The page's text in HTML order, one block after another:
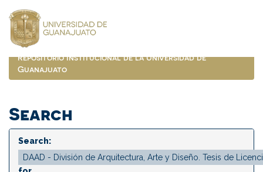
navigation
Repositorio Institucional de la Universidad de
Guanajuato
Search
Search: